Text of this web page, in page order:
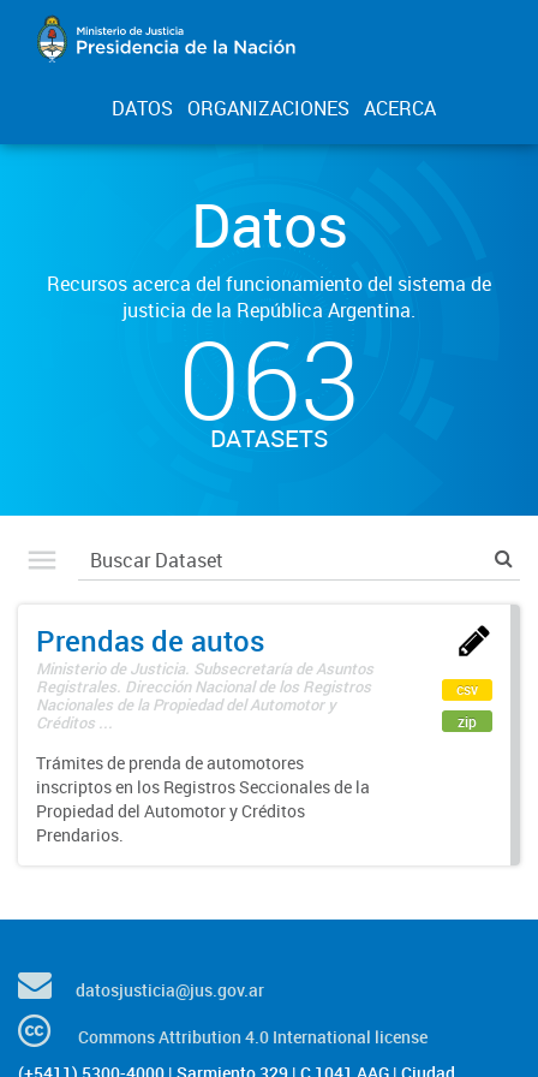
DATOS ORGANIZACIONES ACERCA
Datos
Recursos acerca del funcionamiento del sistema de
justicia de la República Argentina.
063
DATASETS
Prendas de autos
Ministerio de Justicia. Subsecretaría de Asuntos
Registrales. Dirección Nacional de los Registros
Nacionales de la Propiedad del Automotor y
Créditos ...
Trámites de prenda de automotores
inscriptos en los Registros Seccionales de la
Propiedad del Automotor y Créditos
Prendarios.
csv
zip
datosjusticia@jus.gov.ar
Commons Attribution 4.0 International license